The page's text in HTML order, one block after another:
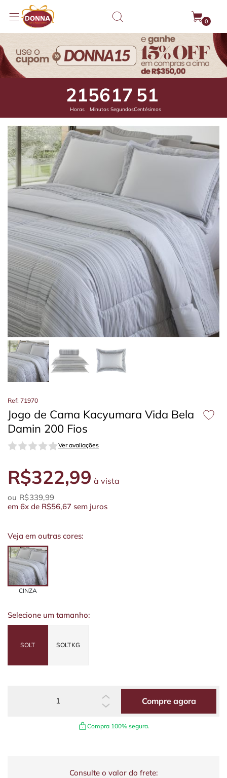
0
21
Horas
56
Minutos
17
Segundos
1
Centésimos
Ref: 71970
Jogo de Cama Kacyumara Vida Bela
Damin 200 Fios
Ver avaliações
R$322,99 à vista
R$339,99
em 6x de R$56,67 sem juros
Veja em outras cores:
CINZA
Selecione um tamanho:
SOLT SOLTKG
Compre agora
Compra 100% segura.
Consulte o valor do frete: